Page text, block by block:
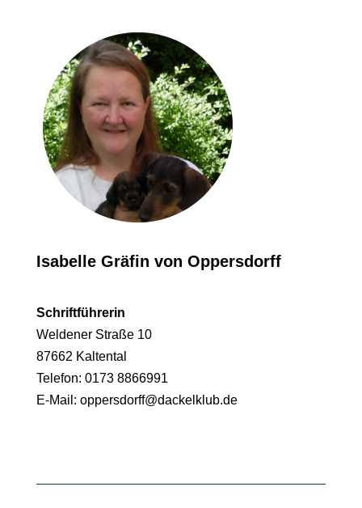
Isabelle Gräfin von Oppersdorff
Schriftführerin
Weldener Straße 10
87662 Kaltental
Telefon: 0173 8866991
E-Mail: oppersdorff@dackelklub.de